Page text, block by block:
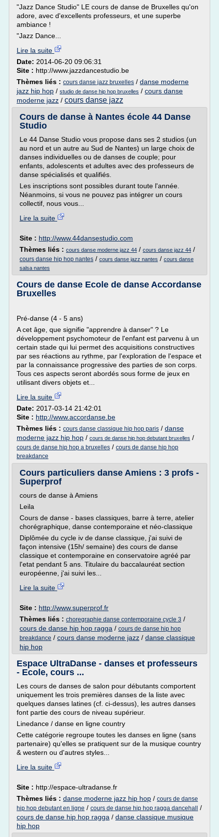
"Jazz Dance Studio" LE cours de danse de Bruxelles qu'on
adore, avec d'excellents professeurs, et une superbe
ambiance !
"Jazz Dance...
Lire la suite
Date: 2014-06-20 09:06:31
Site : http://www.jazzdancestudio.be
Thèmes liés : cours danse jazz bruxelles / danse moderne
jazz hip hop / studio de danse hip hop bruxelles / cours danse
moderne jazz / cours danse jazz
Cours de danse à Nantes école 44 Danse
Studio
Le 44 Danse Studio vous propose dans ses 2 studios (un
au nord et un autre au Sud de Nantes) un large choix de
danses individuelles ou de danses de couple; pour
enfants, adolescents et adultes avec des professeurs de
danse spécialisés et qualifiés.
Les inscriptions sont possibles durant toute l'année.
Néanmoins, si vous ne pouvez pas intégrer un cours
collectif, nous vous...
Lire la suite
Site : http://www.44dansestudio.com
Thèmes liés : cours danse moderne jazz 44 / cours danse jazz 44 /
cours danse hip hop nantes / cours danse jazz nantes / cours danse
salsa nantes
Cours de danse Ecole de danse Accordanse
Bruxelles
Pré-danse (4 - 5 ans)
A cet âge, que signifie "apprendre à danser" ? Le
développement psychomoteur de l'enfant est parvenu à un
certain stade qui lui permet des acquisitions constructives
par ses réactions au rythme, par l'exploration de l'espace et
par la connaissance progressive des parties de son corps.
Tous ces aspects seront abordés sous forme de jeux en
utilisant divers objets et...
Lire la suite
Date: 2017-03-14 21:42:01
Site : http://www.accordanse.be
Thèmes liés : cours danse classique hip hop paris / danse
moderne jazz hip hop / cours de danse hip hop debutant bruxelles /
cours de danse hip hop a bruxelles / cours de danse hip hop
breakdance
Cours particuliers danse Amiens : 3 profs -
Superprof
cours de danse à Amiens
Leila
Cours de danse - bases classiques, barre à terre, atelier
chorégraphique, danse contemporaine et néo-classique
Diplômée du cycle iv de danse classique, j'ai suivi de
façon intensive (15h/ semaine) des cours de danse
classique et contemporaine en conservatoire agréé par
l'etat pendant 5 ans. Titulaire du baccalauréat section
européenne, j'ai suivi les...
Lire la suite
Site : http://www.superprof.fr
Thèmes liés : choregraphie danse contemporaine cycle 3 /
cours de danse hip hop ragga / cours de danse hip hop
breakdance / cours danse moderne jazz / danse classique
hip hop
Espace UltraDanse - danses et professeurs
- Ecole, cours ...
Les cours de danses de salon pour débutants comportent
uniquement les trois premières danses de la liste avec
quelques danses latines (cf. ci-dessus), les autres danses
font partie des cours de niveau supérieur.
Linedance / danse en ligne country
Cette catégorie regroupe toutes les danses en ligne (sans
partenaire) qu'elles se pratiquent sur de la musique country
& western ou d'autres styles...
Lire la suite
Site : http://espace-ultradanse.fr
Thèmes liés : danse moderne jazz hip hop / cours de danse
hip hop debutant en ligne / cours de danse hip hop ragga dancehall
/
cours de danse hip hop ragga / danse classique musique
hip hop